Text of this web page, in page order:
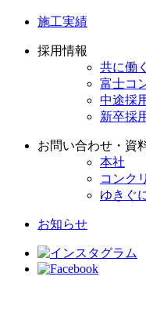
施工実績
採用情報
共に働
富士コ
中途採
新卒採
お問い合わせ・資
本社
コンク
ゆきぐ
お知らせ